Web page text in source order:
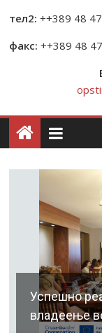
тел2: ++389 48
факс: ++389 48
Успешно
владеење